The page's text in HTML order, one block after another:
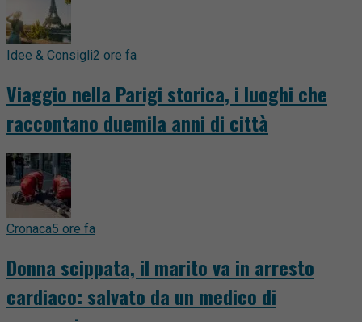
Idee & Consigli2 ore fa
Viaggio nella Parigi storica, i luoghi che
raccontano duemila anni di città
Cronaca5 ore fa
Donna scippata, il marito va in arresto
cardiaco: salvato da un medico di